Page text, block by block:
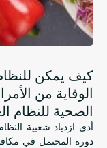
كيف يمكن
الوقاية من
الصحية للنظام
أدى ازدياد شعبية
دوره المحتمل في